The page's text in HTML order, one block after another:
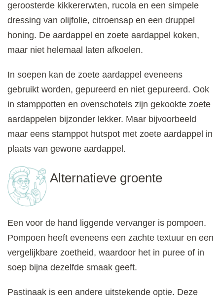
geroosterde kikkererwten, rucola en een simpele
dressing van olijfolie, citroensap en een druppel
honing. De aardappel en zoete aardappel koken,
maar niet helemaal laten afkoelen.
In soepen kan de zoete aardappel eveneens
gebruikt worden, gepureerd en niet gepureerd. Ook
in stamppotten en ovenschotels zijn gekookte zoete
aardappelen bijzonder lekker. Maar bijvoorbeeld
maar eens stamppot hutspot met zoete aardappel in
plaats van gewone aardappel.
Alternatieve groente
Een voor de hand liggende vervanger is pompoen.
Pompoen heeft eveneens een zachte textuur en een
vergelijkbare zoetheid, waardoor het in puree of in
soep bijna dezelfde smaak geeft.
Pastinaak is een andere uitstekende optie. Deze